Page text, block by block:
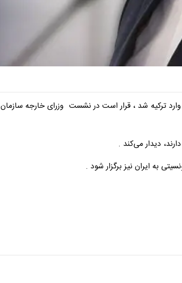
ترکیه شد ، قرار است در نشست وزرای خارجه سازمان
دیدار می‌کند .
به ایران نیز برگزار شود .